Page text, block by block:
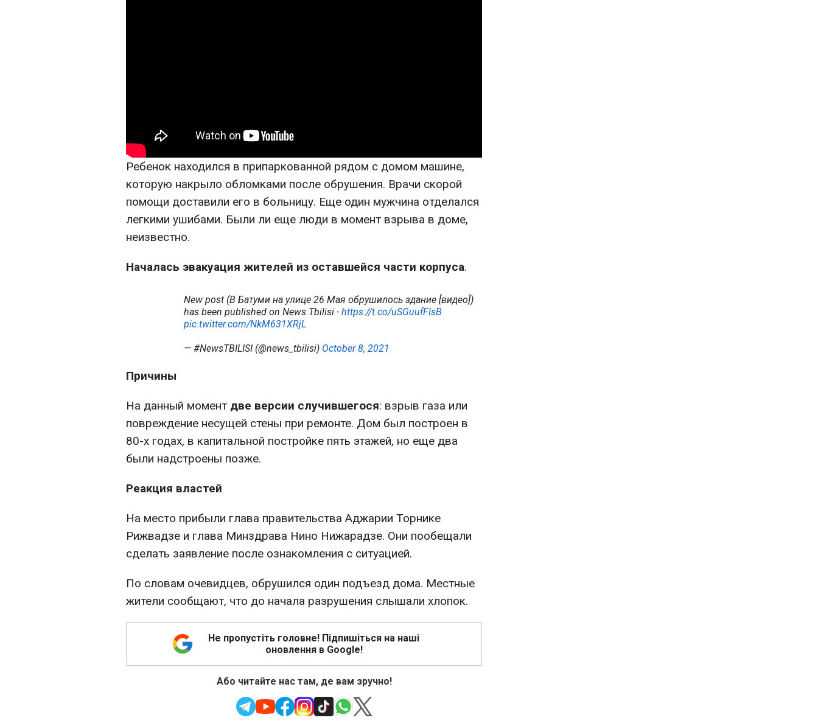
Ребенок находился в припаркованной рядом с домом машине,
которую накрыло обломками после обрушения. Врачи скорой
помощи доставили его в больницу. Еще один мужчина отделался
легкими ушибами. Были ли еще люди в момент взрыва в доме,
неизвестно.
Началась эвакуация жителей из оставшейся части корпуса.
New post (В Батуми на улице 26 Мая обрушилось здание [видео])
has been published on News Tbilisi - https://t.co/uSGuufFlsB
pic.twitter.com/NkM631XRjL
— #NewsTBILISI (@news_tbilisi) October 8, 2021
Причины
На данный момент две версии случившегося: взрыв газа или
повреждение несущей стены при ремонте. Дом был построен в
80-х годах, в капитальной постройке пять этажей, но еще два
были надстроены позже.
Реакция властей
На место прибыли глава правительства Аджарии Торнике
Рижвадзе и глава Минздрава Нино Нижарадзе. Они пообещали
сделать заявление после ознакомления с ситуацией.
По словам очевидцев, обрушился один подъезд дома. Местные
жители сообщают, что до начала разрушения слышали хлопок.
Не пропустіть головне! Підпишіться на наші
оновлення в Google!
Або читайте нас там, де вам зручно!